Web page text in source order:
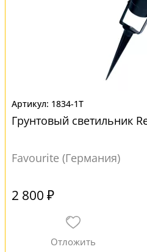
1834-1T
Грунтовый светильник
Favourite (Германия)
2 800 ₽